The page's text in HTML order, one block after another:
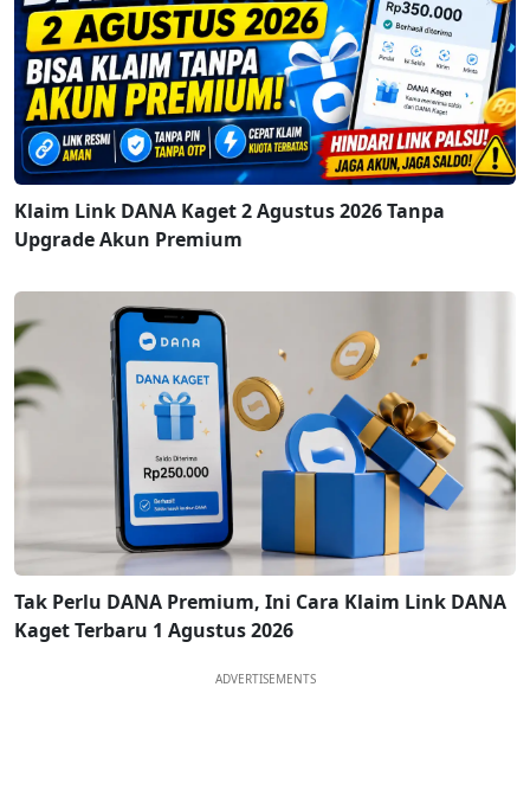
Klaim Link DANA Kaget 2 Agustus 2026 Tanpa
Upgrade Akun Premium
Tak Perlu DANA Premium, Ini Cara Klaim Link DANA
Kaget Terbaru 1 Agustus 2026
ADVERTISEMENTS